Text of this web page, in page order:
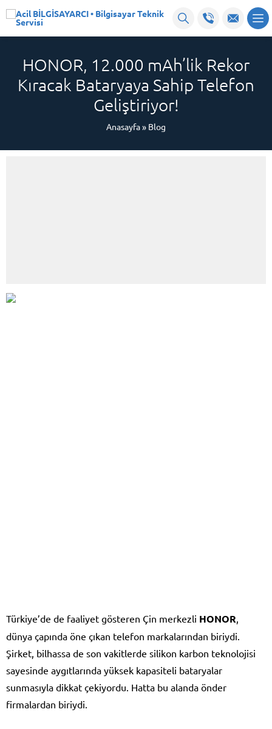
HONOR, 12.000 mAh’lik Rekor
Kıracak Bataryaya Sahip Telefon
Geliştiriyor!
Anasayfa» Blog
Türkiye’de de faaliyet gösteren Çin merkezli HONOR
dünya çapında öne çıkan telefon markalarından biriydi.
Şirket, bilhassa de son vakitlerde silikon karbon teknolojisi
sayesinde aygıtlarında yüksek kapasiteli bataryalar
sunmasıyla dikkat çekiyordu. Hatta bu alanda önder
firmalardan biriydi.